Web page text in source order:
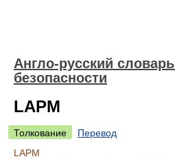
Англо-русский
безопасности
LAPM
Толкование
Перевод
LAPM